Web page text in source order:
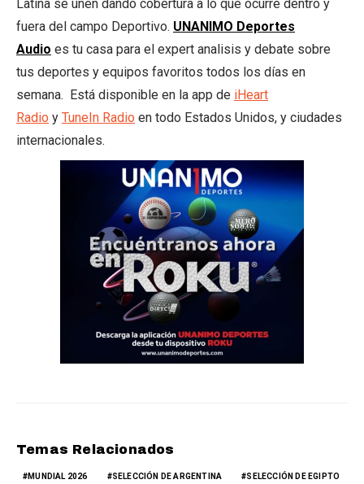
Latina se unen dando cobertura a lo que ocurre dentro y
fuera del campo Deportivo. UNANIMO Deportes
Audio es tu casa para el expert analisis y debate sobre
tus deportes y equipos favoritos todos los días en
semana. Está disponible en la app de iHeart
Radio y TuneIn Radio en todo Estados Unidos, y ciudades
internacionales.
Temas Relacionados
MUNDIAL 2026 SELECCIÓN DE ARGENTINA SELECCIÓN DE EGIPTO